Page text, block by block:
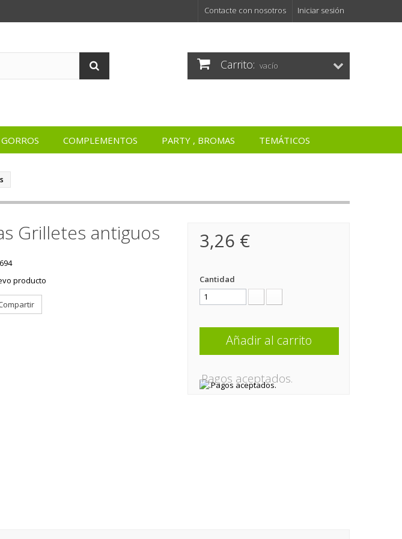
Iniciar sesión
Contacte con nosotros
Carrito: vacío
COMPLEMENTOS PARTY , BROMAS TEMÁTICOS
Grilletes antiguos
producto
3,26 €
Cantidad
Añadir al carrito
.Pagos aceptados.